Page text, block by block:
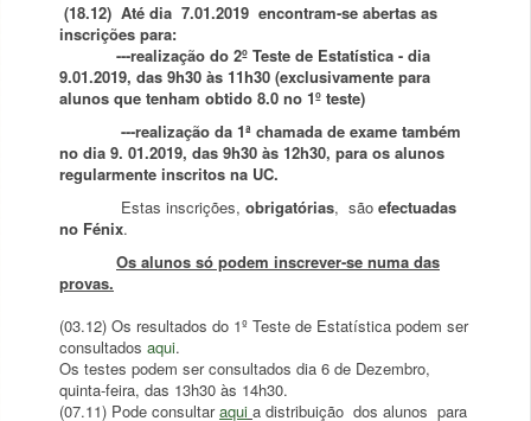
(18.12) Até dia 7.01.2019 encontram-se abertas as
inscrições para:
---realização do 2º Teste de Estatística - dia
9.01.2019, das 9h30 às 11h30 (exclusivamente para
alunos que tenham obtido 8.0 no 1º teste)
---realização da 1ª chamada de exame também
no dia 9. 01.2019, das 9h30 às 12h30, para os alunos
regularmente inscritos na UC.
Estas inscrições, obrigatórias, são efectuadas
no Fénix.
Os alunos só podem inscrever-se numa das
provas.
(03.12) Os resultados do 1º Teste de Estatística podem ser
consultados aqui.
Os testes podem ser consultados dia 6 de Dezembro,
quinta-feira, das 13h30 às 14h30.
(07.11) Pode consultaraqui a distribuição dos alunos para